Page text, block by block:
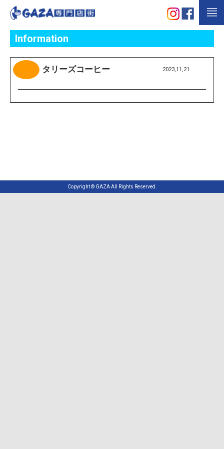
Information
タリーズコーヒー 2023,11,21
Copyright © GAZA All Rights Reserved.